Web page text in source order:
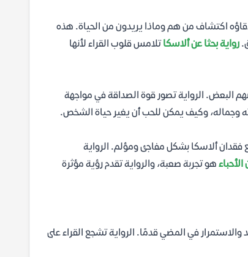
اكتشاف من هم وماذا يريدون من الحياة. هذه
رواية بحثا عن ألاسكاتلامس قلوب القراء لأنها
البعض. الرواية تصور قوة الصداقة في مواجهة
وجماله، وكيف يمكن للحب أن يغير حياة الشخص.
فقدان ألاسكا بشكل مفاجئ ومؤلم. الرواية
هو تجربة صعبة، والرواية تقدم رؤية مؤثرة
في المضي قدمًا. الرواية تشجع القراء على